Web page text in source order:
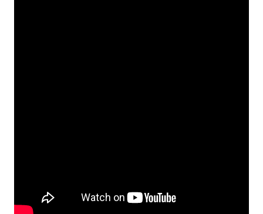
Actas de Audiencias Públicas